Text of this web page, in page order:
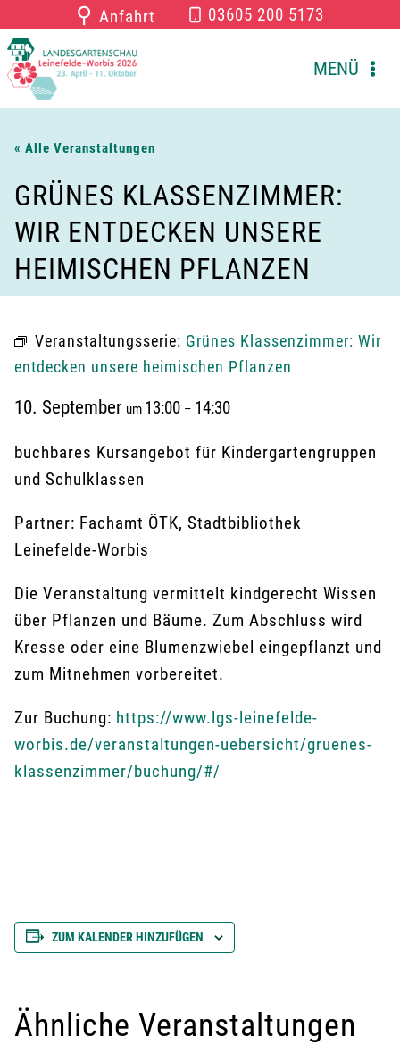
Inhalt
springen
⚲ Anfahrt 03605 200 5173
MENÜ
« Alle Veranstaltungen
GRÜNES KLASSENZIMMER:
WIR ENTDECKEN UNSERE
HEIMISCHEN PFLANZEN
Veranstaltungsserie: Grünes Klassenzimmer: Wir
entdecken unsere heimischen Pflanzen
10. September um 13:00 – 14:30
buchbares Kursangebot für Kindergartengruppen
und Schulklassen
Partner: Fachamt ÖTK, Stadtbibliothek
Leinefelde-Worbis
Die Veranstaltung vermittelt kindgerecht Wissen
über Pflanzen und Bäume. Zum Abschluss wird
Kresse oder eine Blumenzwiebel eingepflanzt und
zum Mitnehmen vorbereitet.
Zur Buchung: https://www.lgs-leinefelde-
worbis.de/veranstaltungen-uebersicht/gruenes-
klassenzimmer/buchung/#/
ZUM KALENDER HINZUFÜGEN
Ähnliche Veranstaltungen